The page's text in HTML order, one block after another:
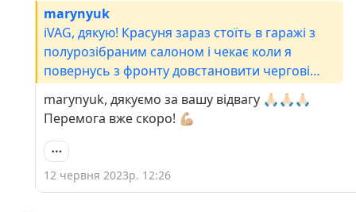
marynyuk
iVAG, дякую! Красуня зараз стоїть в гаражі з
полурозібраним салоном і чекає коли я
повернусь з фронту довстановити чергові
плюшки і тюнячки. Пробіг по приборці 307к.
По факту на 160к більше)))
marynyuk, дякуємо за вашу відвагу 🙏🏻🙏🏻🙏🏻
Перемога вже скоро! 💪🏼
12 червня 2023р. 12:26